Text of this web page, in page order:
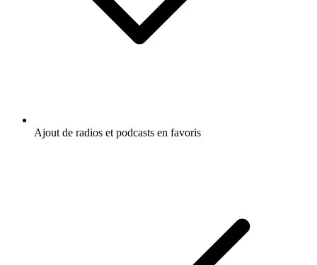
Ajout de radios et podcasts en favoris